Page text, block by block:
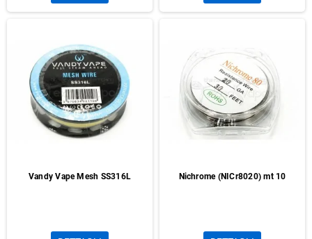
Vandy Vape Mesh SS316L Nichrome (NICr8020) mt 10